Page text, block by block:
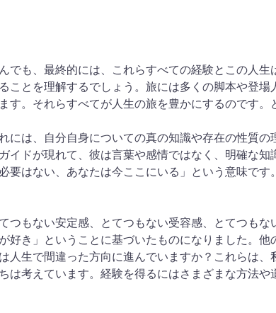
でも、最終的には、これらすべての経験とこの人
ことを理解するでしょう。旅には多くの脚本や登
。それらすべてが人生の旅を豊かにするのです
は、自分自身についての真の知識や存在の性質
イドが現れて、彼は言葉や感情ではなく、明確な
はない、あなたは今ここにいる」という意味で
もない安定感、とてつもない受容感、とてつも
好き」ということに基づいたものになりました。
人生で間違った方向に進んでいますか？これらは
は考えています。経験を得るにはさまざまな方法